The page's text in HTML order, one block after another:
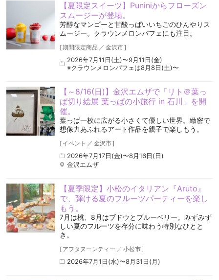
【夏限定スイーツ】Puniniからフローズン
スムージーが登場。
芳醇なマンゴーと甘酸っぱいいちごのひんやりス
ムージー。クラウンメロンパフェにも注目。
[期間限定商品 ／ 金沢市]
2026年7月11日(土)〜9月11日(金)
※クラウンメロンパフェは8月8日(土)〜
【～8/16(日)】金沢エムザで「リト＠葉っ
ぱ切り絵展 葉っぱの小旅行 in 石川」を開
催。
葉っぱ一枚に広がる小さくて優しい世界。緻密で
想像力あふれるアート作品を親子で楽しもう。
[ イベント ／ 金沢市]
2026年7月17日(金)〜8月16日(日)
金沢エムザ
【夏季限定】小松のイタリアン『Aruto』
で、弾ける夏のフルーツパーティーを楽し
もう。
7月は桃、8月はブドウとブルーベリー。みずみず
しい夏のフルーツを存分に味わう特別なひとと
き。
[ アフタヌーンティー ／ 小松市]
2026年7月1日(水)〜8月31日(月)